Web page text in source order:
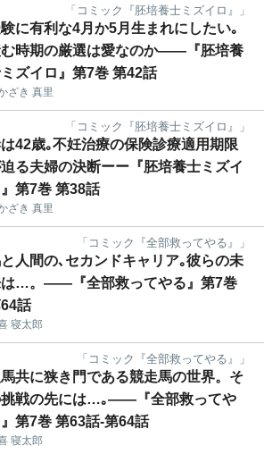
「コミック『胚培養士ミズイロ』」
に有利な4月か5月生まれにしたい｡
時期の厳選は愛なのか――『胚培養
ズイロ』第7巻 第42話
ざき 真里
「コミック『胚培養士ミズイロ』」
42歳｡不妊治療の保険診療適用期限
る夫婦の決断ーー『胚培養士ミズイ
』第7巻 第38話
ざき 真里
「コミック『全部救ってやる』」
人間の､セカンドキャリア｡彼らの未
…。――『全部救ってやる』第7巻
話
寝太郎
「コミック『全部救ってやる』」
馬共に狭き門である競走馬の世界。そ
戦の先には…｡――『全部救ってや
第7巻 第63話-第64話
寝太郎